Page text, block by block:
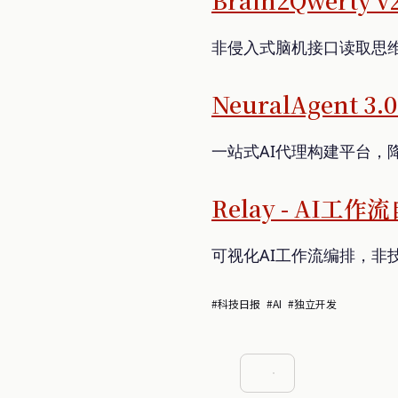
非侵入式脑机接口读取思
NeuralAgent
一站式AI代理构建平台，
Relay - AI工作流
可视化AI工作流编排，非
#科技日报 #AI #独立开发